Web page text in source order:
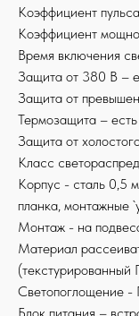
Коэффициент
Коэффициент
Время включения
Защита от 380 В –
Защита от
Термозащита – есть
Защита от
Класс
Корпус - сталь 0,5
планка, монтажные
Монтаж - на
Материал
Светопоглощение
Блок питания –